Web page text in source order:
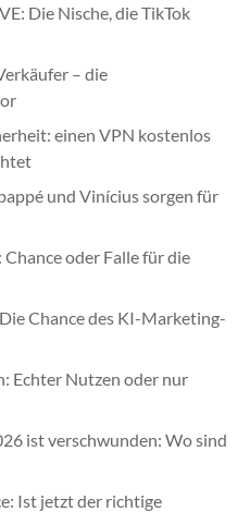
Die Nische, die TikTok
– die
einen VPN kostenlos
und Vinícius sorgen für
oder Falle für die
Chance des KI-Marketing-
Echter Nutzen oder nur
ist verschwunden: Wo sind
Ist jetzt der richtige